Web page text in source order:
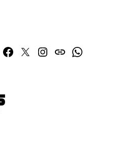
Facebook
TwitterInstagram
issuuWhatsapp